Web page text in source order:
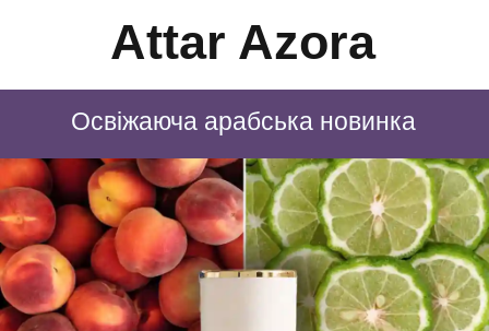
Attar Azora
Освіжаюча арабська новинка